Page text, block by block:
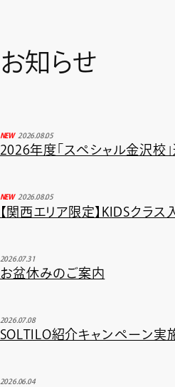
お知らせ
NEW 2026.08.05
2026年度「スペシャル金沢校
NEW 2026.08.05
【関西エリア限定】KIDSクラ
2026.07.31
お盆休みのご案内
2026.07.08
SOLTILO紹介キャンペーン実
2026.06.04